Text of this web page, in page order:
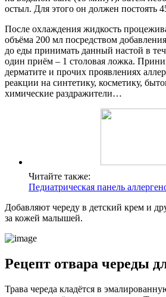
остыл. Для этого он должен постоять
После охлаждения жидкость
объёма 200 мл посредством
до еды принимать данный настой в
один приём – 1 столовая ложка.
дерматите и прочих проявлениях
реакции на синтетику, косметику,
химические раздражители…
Читайте также:
Педиатрическая панель
Добавляют череду в детский крем и
за кожей малышей.
Рецепт отвара череды
Трава череда кладётся в